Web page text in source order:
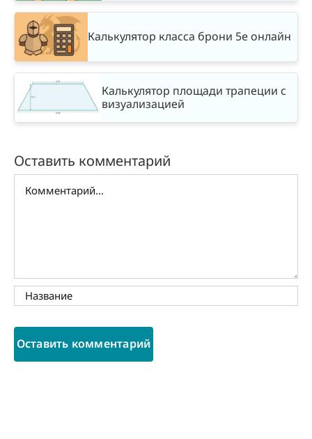
Калькулятор класса брони 5e онлайн
Калькулятор площади трапеции с
визуализацией
Оставить комментарий